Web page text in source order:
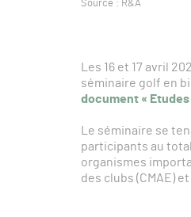
Source : R&A
Les 16 et 17 avril
séminaire golf en
document «
Le séminaire se
participants au
organismes
des clubs (CMAE)